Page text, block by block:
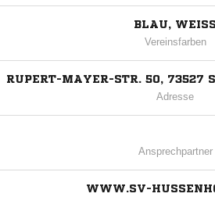
BLAU, WEISS
Vereinsfarben
RUPERT-MAYER-STR. 50, 73527
Adresse
Ansprechpartner
WWW.SV-